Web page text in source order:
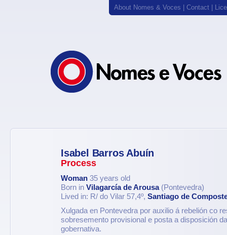
About Nomes & Voces Contact
Isabel Barros Abuín
Process
Woman 35 years old
Born in Vilagarcía de Arousa(Pontevedra)
Lived in: R/ do Vilar 57,4º, Santiago de
Xulgada en Pontevedra por auxilio á rebelión co
sobresemento provisional e posta a disposición
gobernativa.